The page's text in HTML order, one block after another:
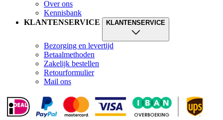
Over ons
Kennisbank
KLANTENSERVICE
KLANTENSERVICE
Bezorging en levertijd
Betaalmethoden
Zakelijk bestellen
Retourformulier
Mail ons